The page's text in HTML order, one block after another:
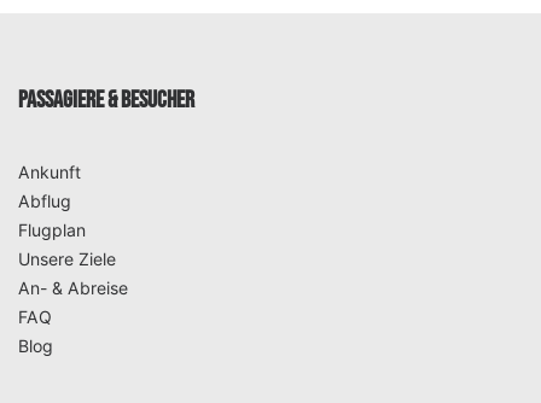
PASSAGIERE & BESUCHER
Ankunft
Abflug
Flugplan
Unsere Ziele
An- & Abreise
FAQ
Blog